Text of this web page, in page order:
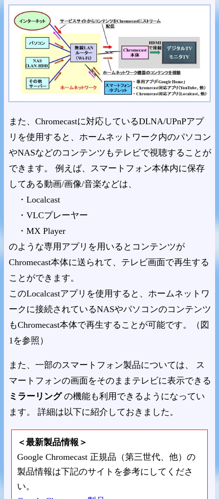
また、Chromecastに対応しているDLNA/UPnPアプ
リを使用すると、ホームネットワーク内のパソコン
やNASなどのコンテンツもテレビで視聴することが
できます。 例えば、スマートフォン本体内に保存
してある動画/画像/音楽などは、
・Localcast
・VLCプレーヤー
・MX Player
のような専用アプリを用いるとコンテンツが
Chromecast本体に送られて、テレビ画面で再生する
ことができます。
このLocalcastアプリを使用すると、ホームネットワ
ークに接続されているNASやパソコンのコンテンツ
もChromecast本体で再生することが可能です。（図
1を参照）
また、一部のスマートフォン製品については、 ス
マートフォンの画面をそのままテレビに表示できる
ミラーリングの機能も利用できるようになってい
ます。 詳細は以下に紹介しておきました。
＜最新製品情報＞
Google Chromecast 正規品（第三世代、他）の
製品情報は下記のサイトを参考にしてくださ
い。